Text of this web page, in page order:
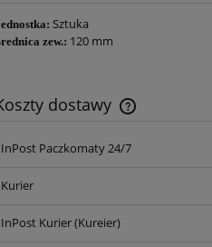
Sztuka
zew.: 120 mm
dostawy
Cena nie
InPost Paczkomaty 24/7
Kurier
InPost Kurier(Kureier)